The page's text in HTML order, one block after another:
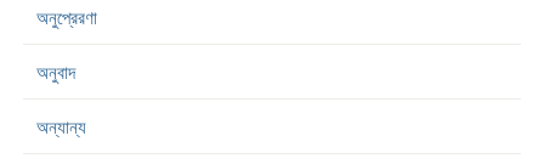
অনুপ্রেরণা
অনুবাদ
অন্যান্য